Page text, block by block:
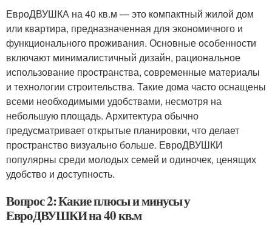
ЕвроДВУШКА на 40 кв.м — это компактный жилой дом
или квартира, предназначенная для экономичного и
функционального проживания. Основные особенности
включают минималистичный дизайн, рациональное
использование пространства, современные материалы
и технологии строительства. Такие дома часто оснащены
всеми необходимыми удобствами, несмотря на
небольшую площадь. Архитектура обычно
предусматривает открытые планировки, что делает
пространство визуально больше. ЕвроДВУШКИ
популярны среди молодых семей и одиночек, ценящих
удобство и доступность.
Вопрос 2: Какие плюсы и минусы у
ЕвроДВУШКИ на 40 кв.м